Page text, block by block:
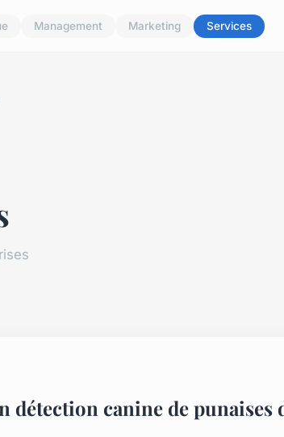
Management Marketing Services
détection canine de punaises